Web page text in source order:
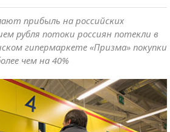
прибыль на российских
рубля потоки россиян потекли в
гипермаркете «Призма» покупки
чем на 40%